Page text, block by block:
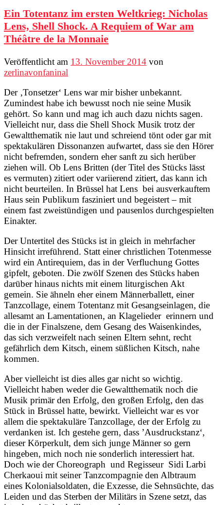
Ein Totentanz im ersten Weltkrieg: Nicholas
Lens, Shell Shock. A Requiem of War am
Théâtre de la Monnaie
Veröffentlicht am 13. November 2014 von
zerlinavonfaninal
Der ‚Tonsetzer‘ Lens war mir bisher unbekannt.
Zumindest habe ich bewusst noch nie seine Musik
gehört. So kann und mag ich auch dazu nichts sagen.
Vielleicht nur, dass die Shell Shock Musik trotz der
Gewaltthematik nie laut und schreiend tönt oder gar mit
spektakulären Dissonanzen aufwartet, dass sie den Hörer
nicht befremden, sondern eher sanft zu sich herüber
ziehen will. Ob Lens Britten (der Titel des Stücks lässt
es vermuten) zitiert oder variierend zitiert, das kann ich
nicht beurteilen. In Brüssel hat Lens bei ausverkauftem
Haus sein Publikum fasziniert und begeistert – mit
einem fast zweistündigen und pausenlos durchgespielten
Einakter.
Der Untertitel des Stücks ist in gleich in mehrfacher
Hinsicht irreführend. Statt einer christlichen Totenmesse
wird ein Antirequiem, das in der Verfluchung Gottes
gipfelt, geboten. Die zwölf Szenen des Stücks haben
darüber hinaus nichts mit einem liturgischen Akt
gemein. Sie ähneln eher einem Männerballett, einer
Tanzcollage, einem Totentanz mit Gesangseinlagen, die
allesamt an Lamentationen, an Klagelieder erinnern und
die in der Finalszene, dem Gesang des Waisenkindes,
das sich verzweifelt nach seinen Eltern sehnt, recht
gefährlich dem Kitsch, einem süßlichen Kitsch, nahe
kommen.
Aber vielleicht ist dies alles gar nicht so wichtig.
Vielleicht haben weder die Gewaltthematik noch die
Musik primär den Erfolg, den großen Erfolg, den das
Stück in Brüssel hatte, bewirkt. Vielleicht war es vor
allem die spektakuläre Tanzcollage, der der Erfolg zu
verdanken ist. Ich gestehe gern, dass ’Ausdruckstanz‘,
dieser Körperkult, dem sich junge Männer so gern
hingeben, mich noch nie sonderlich interessiert hat.
Doch wie der Choreograph und Regisseur Sidi Larbi
Cherkaoui mit seiner Tanzcompagnie den Albtraum
eines Kolonialsoldaten, die Exzesse, die Sehnsüchte, das
Leiden und das Sterben der Militärs in Szene setzt, das